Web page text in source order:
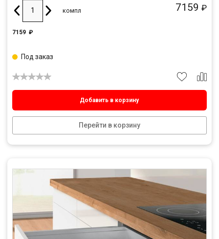
7159 ₽
компл
7159 ₽
Добавить в корзину
Перейти в корзину
Под заказ